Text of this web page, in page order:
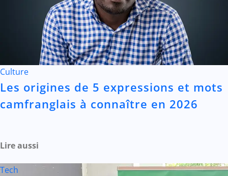
Culture
Les origines de 5 expressions et mots
camfranglais à connaître en 2026
Lire aussi
Tech